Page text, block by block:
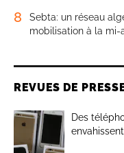
8
Sebta: un réseau
mobilisation à la mi-
REVUES DE
Des